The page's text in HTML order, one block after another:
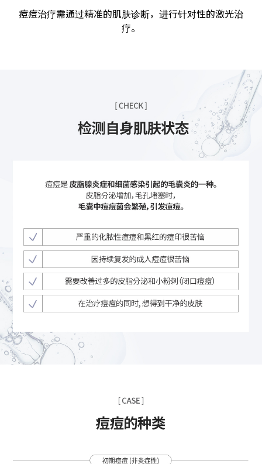
痘痘治疗需通过精准的肌肤诊断，进行针对性的激光治
疗。